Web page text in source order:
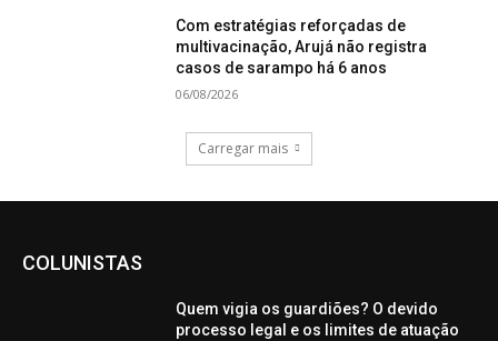
Com estratégias reforçadas de
multivacinação, Arujá não registra
casos de sarampo há 6 anos
06/08/2026
Carregar mais
COLUNISTAS
Quem vigia os guardiões? O devido
processo legal e os limites de atuação